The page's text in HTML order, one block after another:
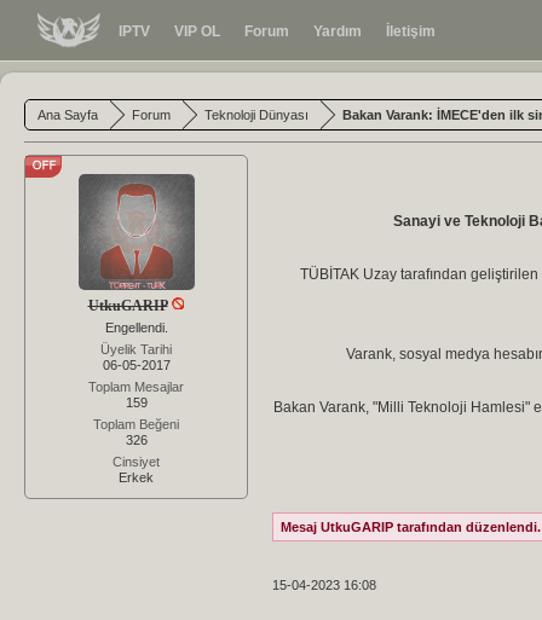
IPTV VIP OL Forum Yardım İletişim
Ana Sayfa Forum Teknoloji Dünyası Bakan Varank: İMECE'den ilk
UtkuGARIP
Engellendi.
Üyelik Tarihi
06-05-2017
Toplam Mesajlar
159
Toplam Beğeni
326
Cinsiyet
Erkek
Sanayi ve Teknoloji
TÜBİTAK Uzay tarafından
Varank, sosyal medya
Bakan Varank, "Milli Teknoloji Hamlesi"
Mesaj UtkuGARIP tarafından
15-04-2023 16:08